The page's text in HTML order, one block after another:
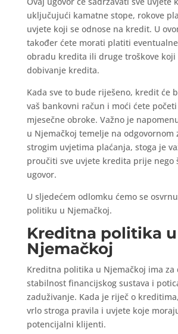
uključujući kamatne stope, rokove
uvjete koji se odnose na kredit. U
također ćete morati platiti
obradu kredita ili druge troškove koji
dobivanje kredita.
Kada sve to bude riješeno, kredit će
vaš bankovni račun i moći ćete
mjesečne obroke. Važno je
u Njemačkoj temelje na odgovornom
strogim uvjetima plaćanja, stoga je
proučiti sve uvjete kredita prije nego
ugovor.
U sljedećem odlomku ćemo se
politiku u Njemačkoj.
Kreditna politika u
Njemačkoj
Kreditna politika u Njemačkoj ima za
stabilnost financijskog sustava i
zaduživanje. Kada je riječ o
vrlo stroga pravila i uvjete koje
potencijalni klijenti.